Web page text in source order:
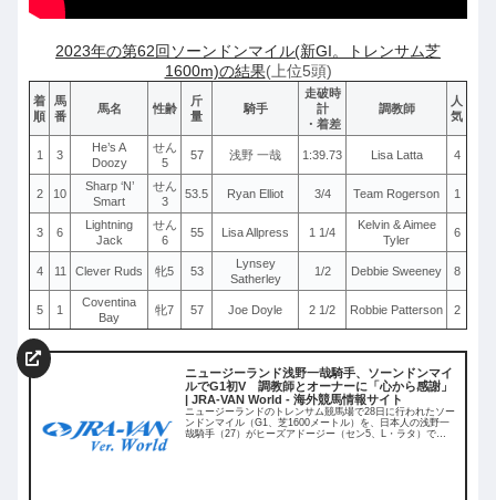
2023年の第62回ソーンドンマイル(新GI。トレンサム芝
1600m)の結果(上位5頭)
着
順
馬
番
馬名 性齢
斤
量
騎手
走破時
計
・着差
調教師
人
気
1 3
He’s A
Doozy
せん
5
57 浅野 一哉 1:39.73 Lisa Latta 4
2 10
Sharp ‘N’
Smart
せん
3
53.5 Ryan Elliot 3/4 Team Rogerson 1
3 6
Lightning
Jack
せん
6
55 Lisa Allpress 1 1/4
Kelvin & Aimee
Tyler
6
4 11 Clever Ruds 牝5 53
Lynsey
Satherley
1/2 Debbie Sweeney 8
5 1
Coventina
Bay
牝7 57 Joe Doyle 2 1/2 Robbie Patterson 2
ニュージーランド浅野一哉騎手、ソーンドンマイ
ルでG1初V 調教師とオーナーに「心から感謝」
| JRA-VAN World - 海外競馬情報サイト
ニュージーランドのトレンサム競馬場で28日に行われたソー
ンドンマイル（G1、芝1600メートル）を、日本人の浅野一
哉騎手（27）がヒーズアドージー（セン5、L・ラタ）で勝